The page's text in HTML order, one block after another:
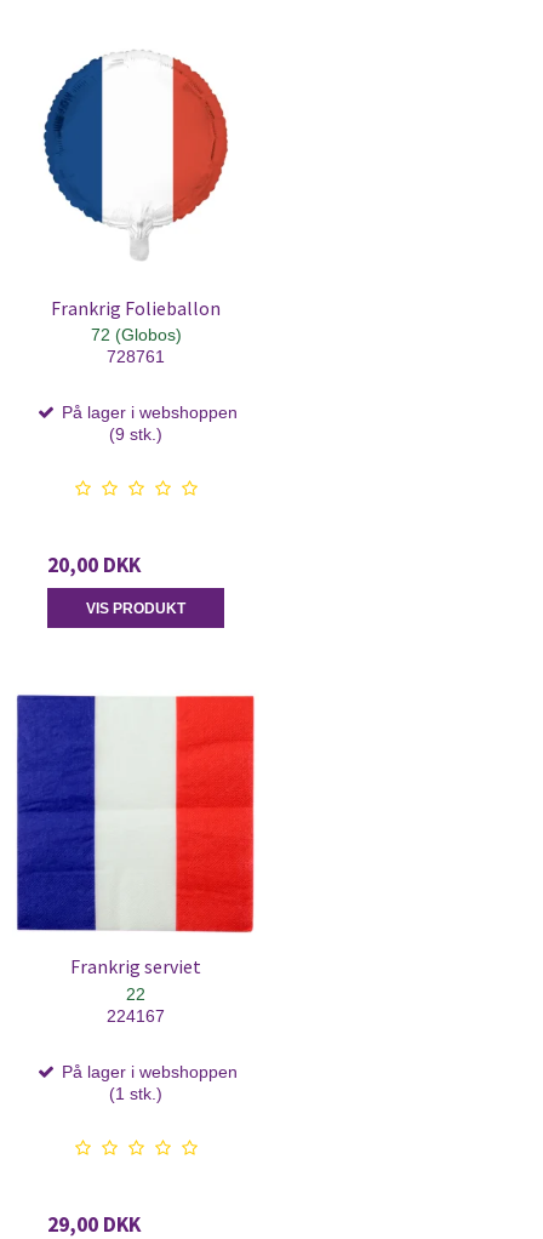
Frankrig Folieballon
72 (Globos)
728761
På lager i webshoppen
(9 stk.)
20,00 DKK
VIS PRODUKT
Frankrig serviet
22
224167
På lager i webshoppen
(1 stk.)
29,00 DKK